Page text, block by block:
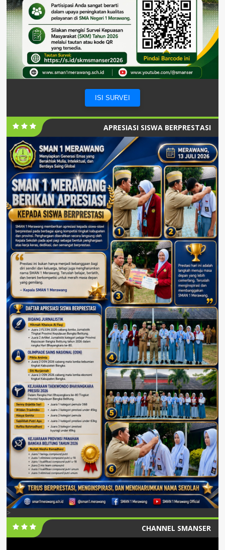
ISI SURVEI
APRESIASI SISWA BERPRESTASI
>
CHANNEL SMANSER